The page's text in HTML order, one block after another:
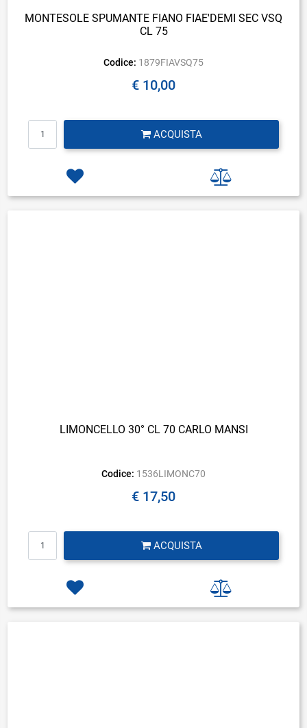
MONTESOLE SPUMANTE FIANO FIAE'DEMI SEC VSQ
CL 75
Codice: 1879FIAVSQ75
€ 10,00
ACQUISTA
LIMONCELLO 30° CL 70 CARLO MANSI
Codice: 1536LIMONC70
€ 17,50
ACQUISTA